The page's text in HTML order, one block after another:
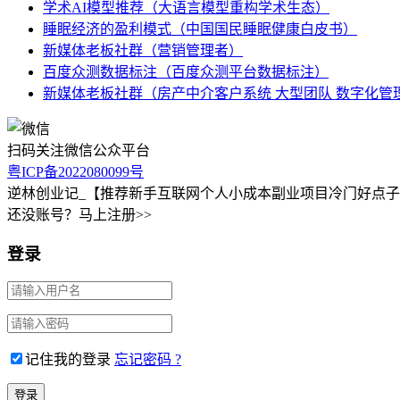
学术AI模型推荐（大语言模型重构学术生态）
睡眠经济的盈利模式（中国国民睡眠健康白皮书）
新媒体老板社群（营销管理者）
百度众测数据标注（百度众测平台数据标注）
新媒体老板社群（房产中介客户系统 大型团队 数字化管
扫码关注微信公众平台
粤ICP备2022080099号
逆林创业记_【推荐新手互联网个人小成本副业项目冷门好点子
还没账号？马上注册>>
登录
记住我的登录 忘记密码 ?